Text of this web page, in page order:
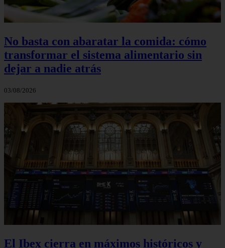
No basta con abaratar la comida: cómo
transformar el sistema alimentario sin
dejar a nadie atrás
03/08/2026
El Ibex cierra en máximos históricos y